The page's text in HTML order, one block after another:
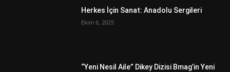
Herkes İçin Sanat: Anadolu Sergileri
Ekim 6, 2025
“Yeni Nesil Aile” Dikey Dizisi Bmag’in Yeni